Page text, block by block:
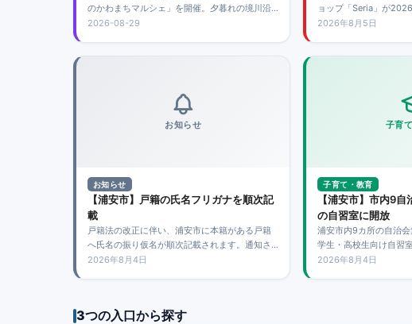
のかわまちマルシェ」を開催。夕暮れの境川沿
いで、キッチンカーや子ども縁日、フリーマー
2026-08-29
ョップ「Seria」が
予定です。開店日や営
2026年8月5日
お知らせ
お知らせ
【浦安市】戸籍の氏名フリガナを順次記
載
戸籍法の改正に伴い、浦安市に本籍がある戸籍
へ氏名の振り仮名が順次記載されます。通知さ
れた読み方が正しく、期限までに届け出をして
2026年8月4日
子育
子育て・教育
【浦安市】市内9
の自習室に開放
浦安市内9カ所の自治
学生・高校生向け自習
す。申込不要で地域を
2026年8月4日
3つの入口から探す